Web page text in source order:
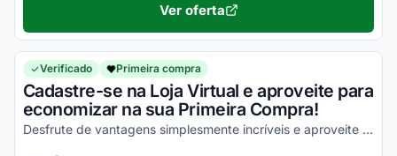
Ver oferta
Verificado Primeira compra
Cadastre-se na Loja Virtual e aproveite para
economizar na sua Primeira Compra!
Desfrute de vantagens simplesmente incríveis e aproveite com todos os seus benefícios!